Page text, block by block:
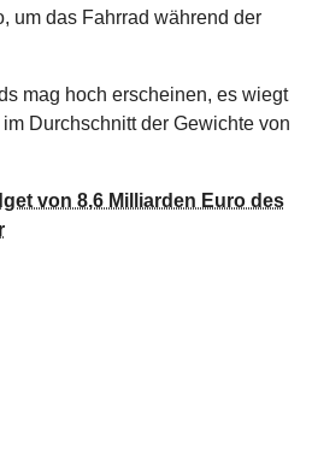
um das Fahrrad während der
mag hoch erscheinen, es wiegt
Durchschnitt der Gewichte von
von 8,6 Milliarden Euro des